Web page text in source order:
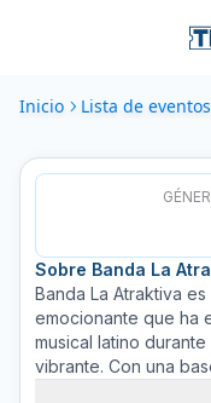
Inicio Lista de eventos
Sobre Banda La
Banda La Atraktiva
emocionante que ha
musical latino
vibrante. Con una